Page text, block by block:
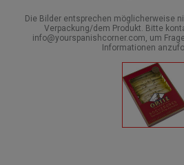
Die Bilder entsprechen möglicherweise
Verpackung/dem Produkt. Bitte
info@yourspanishcorner.com, um
Informationen